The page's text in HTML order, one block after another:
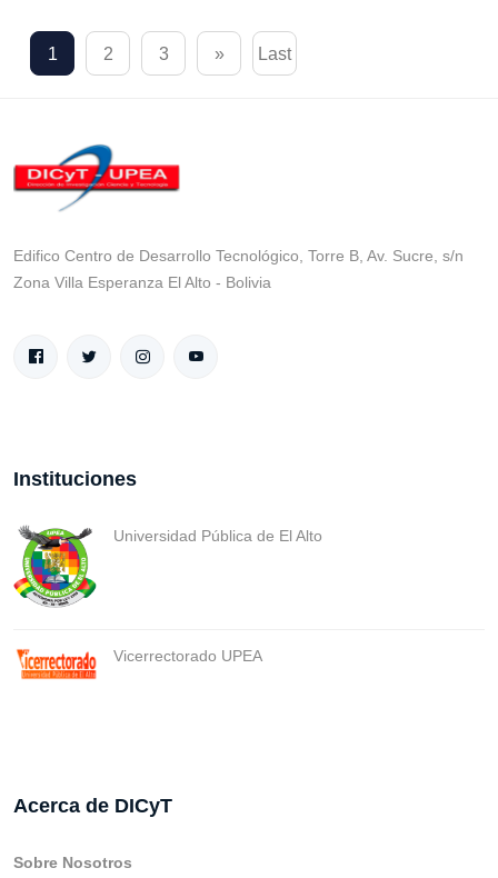
1 2 3 » Last
Edifico Centro de Desarrollo Tecnológico, Torre B, Av. Sucre, s/n
Zona Villa Esperanza El Alto - Bolivia
Instituciones
Universidad Pública de El Alto
Vicerrectorado UPEA
Acerca de DICyT
Sobre Nosotros